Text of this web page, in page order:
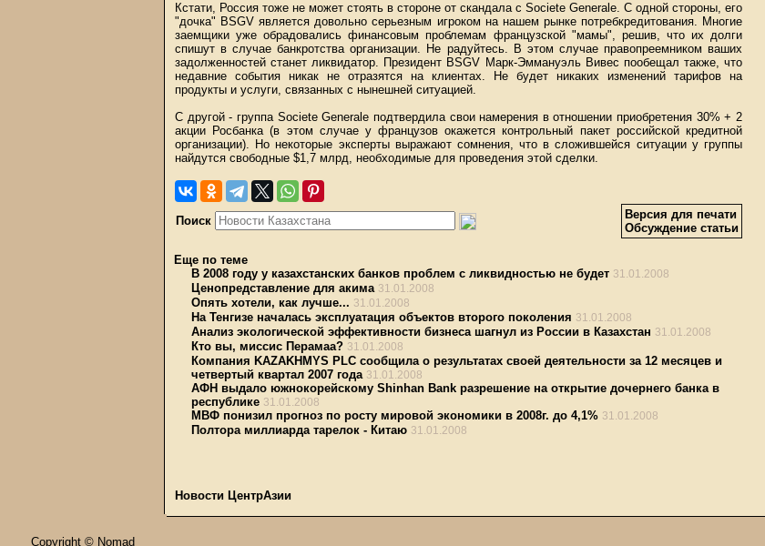
Кстати, Россия тоже не может стоять в стороне от скандала с Societe Generale. С одной стороны, его
"дочка" BSGV является довольно серьезным игроком на нашем рынке потребкредитования. Многие
заемщики уже обрадовались финансовым проблемам французской "мамы", решив, что их долги
спишут в случае банкротства организации. Не радуйтесь. В этом случае правопреемником ваших
задолженностей станет ликвидатор. Президент BSGV Марк-Эммануэль Вивес пообещал также, что
недавние события никак не отразятся на клиентах. Не будет никаких изменений тарифов на
продукты и услуги, связанных с нынешней ситуацией.
С другой - группа Societe Generale подтвердила свои намерения в отношении приобретения 30% + 2
акции Росбанка (в этом случае у французов окажется контрольный пакет российской кредитной
организации). Но некоторые эксперты выражают сомнения, что в сложившейся ситуации у группы
найдутся свободные $1,7 млрд, необходимые для проведения этой сделки.
Поиск
Версия для печати
Обсуждение статьи
Еще по теме
В 2008 году у казахстанских банков проблем с ликвидностью не будет 31.01.2008
Ценопредставление для акима 31.01.2008
Опять хотели, как лучше... 31.01.2008
На Тенгизе началась эксплуатация объектов второго поколения 31.01.2008
Анализ экологической эффективности бизнеса шагнул из России в Казахстан 31.01.2008
Кто вы, миссис Перамаа? 31.01.2008
Компания KAZAKHMYS PLC сообщила о результатах своей деятельности за 12 месяцев и
четвертый квартал 2007 года 31.01.2008
АФН выдало южнокорейскому Shinhan Bank разрешение на открытие дочернего банка в
республике 31.01.2008
МВФ понизил прогноз по росту мировой экономики в 2008г. до 4,1% 31.01.2008
Полтора миллиарда тарелок - Китаю 31.01.2008
Новости ЦентрАзии
Copyright © Nomad